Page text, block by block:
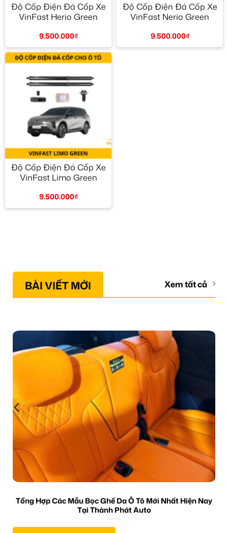
Độ Cốp Điện Đá Cốp Xe
VinFast Herio Green
9.500.000₫
Độ Cốp Điện Đá Cốp Xe
VinFast Nerio Green
9.500.000₫
Độ Cốp Điện Đá Cốp Xe
VinFast Limo Green
9.500.000₫
BÀI VIẾT MỚI Xem tất cả
Tổng Hợp Các Mẫu Bọc Ghế Da Ô Tô Mới Nhất Hiện Nay
Tại Thành Phát Auto